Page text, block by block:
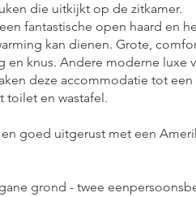
die uitkijkt op de zitkamer.
fantastische open haard en
kan dienen. Grote,
en knus. Andere moderne luxe
deze accommodatie tot
toilet en wastafel.
goed uitgerust met een
grond - twee